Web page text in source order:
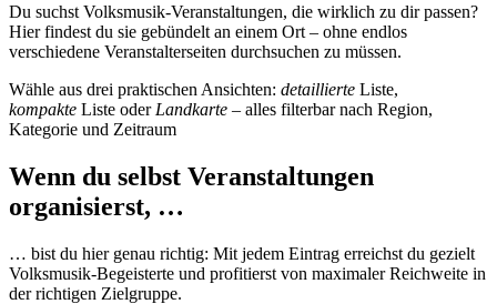
Du suchst Volksmusik-Veranstaltungen, die wirklich zu dir passen?
Hier findest du sie gebündelt an einem Ort – ohne endlos
verschiedene Veranstalterseiten durchsuchen zu müssen.
Wähle aus drei praktischen Ansichten: detaillierte Liste,
kompakte Liste oder Landkarte – alles filterbar nach Region,
Kategorie und Zeitraum
Wenn du selbst Veranstaltungen
organisierst, …
… bist du hier genau richtig: Mit jedem Eintrag erreichst du gezielt
Volksmusik-Begeisterte und profitierst von maximaler Reichweite in
der richtigen Zielgruppe.